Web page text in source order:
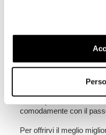
Telaio sinistro
finitura nero opaco a
perfettamente con il
comodamente con il
Per offrirvi il meglio